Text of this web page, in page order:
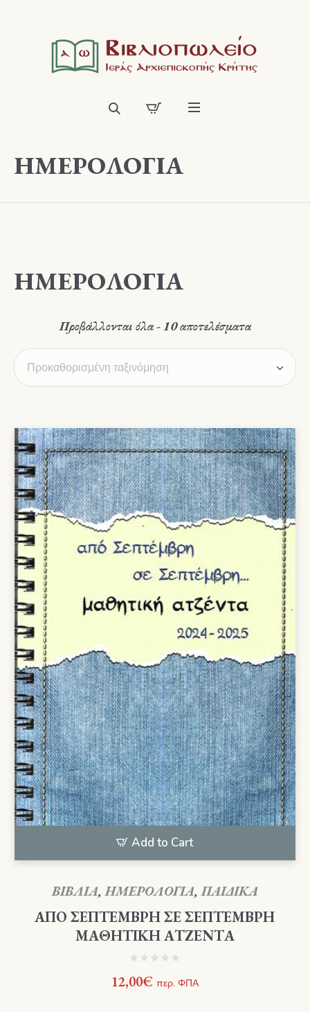
ΗΜΕΡΟΛΟΓΙΑ
ΗΜΕΡΟΛΟΓΙΑ
Προβάλλονται όλα - 10 αποτελέσματα
Add to Cart
ΒΙΒΛΙΑ,ΗΜΕΡΟΛΟΓΙΑ,ΠΑΙΔΙΚΑ
ΑΠΟ ΣΕΠΤΕΜΒΡΗ ΣΕ ΣΕΠΤΕΜΒΡΗ
ΜΑΘΗΤΙΚΗ ΑΤΖΕΝΤΑ
12,00€ περ. ΦΠΑ